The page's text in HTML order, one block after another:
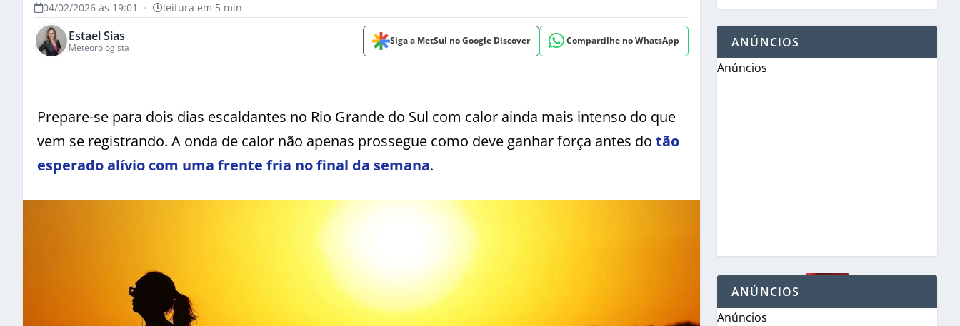
04/02/2026 às 19:01 • leitura em 5 min
Estael Sias
Meteorologista
Siga a MetSul no Google Discover Compartilhe no WhatsApp
Prepare-se para dois dias escaldantes no Rio Grande do Sul com calor ainda mais intenso do que
vem se registrando. A onda de calor não apenas prossegue como deve ganhar força antes do tão
esperado alívio com uma frente fria no final da semana.
ANÚNCIOS
Anúncios
ANÚNCIOS
Anúncios